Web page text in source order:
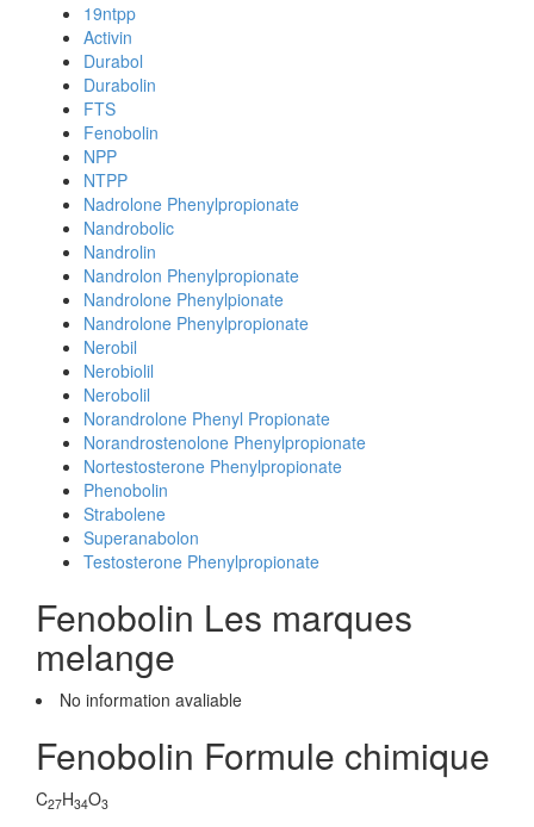
19ntpp
Activin
Durabol
Durabolin
FTS
Fenobolin
NPP
NTPP
Nadrolone Phenylpropionate
Nandrobolic
Nandrolin
Nandrolon Phenylpropionate
Nandrolone Phenylpionate
Nandrolone Phenylpropionate
Nerobil
Nerobiolil
Nerobolil
Norandrolone Phenyl Propionate
Norandrostenolone Phenylpropionate
Nortestosterone Phenylpropionate
Phenobolin
Strabolene
Superanabolon
Testosterone Phenylpropionate
Fenobolin Les marques
melange
No information avaliable
Fenobolin Formule chimique
C27H34O3